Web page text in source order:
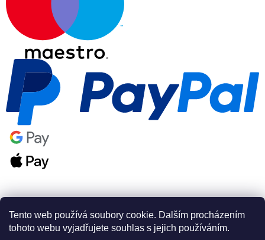
Tento web používá soubory cookie. Dalším procházením
tohoto webu vyjadřujete souhlas s jejich používáním.
Vytvořil Shoptet Premium